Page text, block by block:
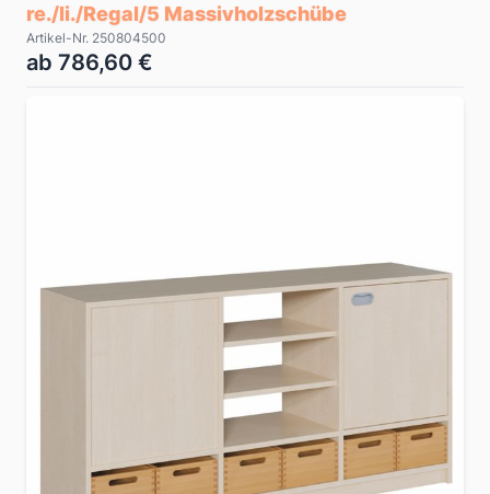
re./li./Regal/5 Massivholzschübe
Artikel-Nr. 250804500
ab 786,60 €